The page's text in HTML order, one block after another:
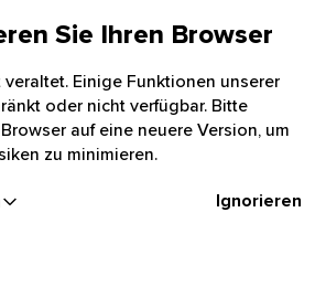
Sie Ihren Browser
Einige Funktionen unserer
oder nicht verfügbar. Bitte
auf eine neuere Version, um
zu minimieren.
Ignorieren